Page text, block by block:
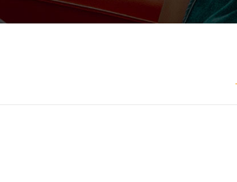
recueillis par Amine Mernissi, Maroc